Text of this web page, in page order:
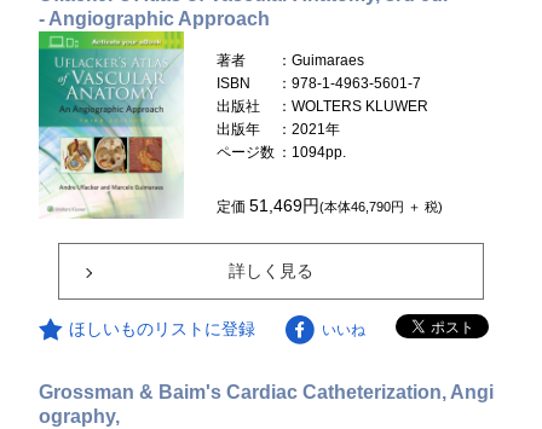
- Angiographic Approach
著者
：Guimaraes
ISBN
：978-1-4963-5601-7
出版社
：WOLTERS KLUWER
出版年
：2021年
ページ数 ：1094pp.
定価51,469円(本体46,790円 ＋ 税)
詳しく見る
ほしいものリストに登録 いいね
Grossman & Baim's Cardiac Catheterization, Angi
ography,